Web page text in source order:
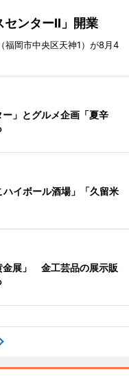
センターII」開業
福岡市中央区天神1）が8月4
」とグルメ企画「夏辛
イボール酒場」「久留米
金展」 金工芸品の展示販